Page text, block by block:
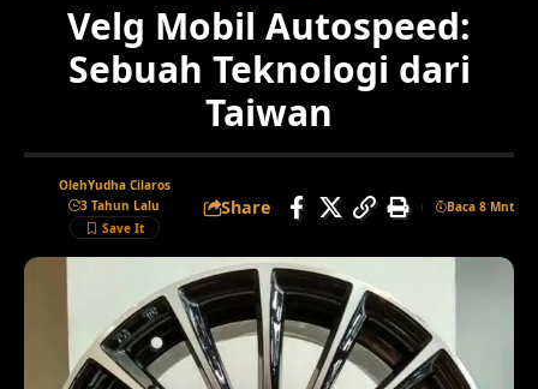
Velg Mobil Autospeed:
Sebuah Teknologi dari
Taiwan
OlehYudha Cilaros
3 Tahun Lalu
Share Baca 8 Mnt